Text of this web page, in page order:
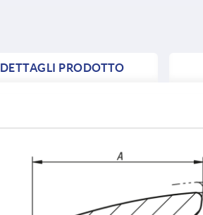
DETTAGLI PRODOTTO